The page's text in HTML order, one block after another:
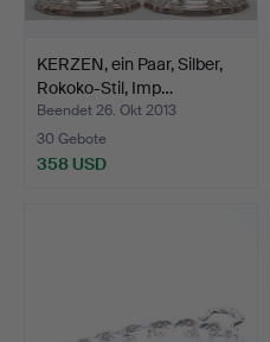
KERZEN, ein Paar, Silber,
Rokoko-Stil, Imp…
Beendet 26. Okt 2013
30 Gebote
358 USD